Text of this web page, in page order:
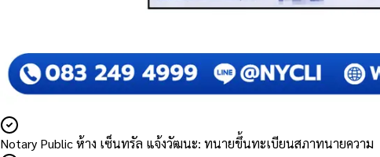
Notary Public ห้าง เซ็นทรัล แจ้งวัฒนะ: ทนายขึ้นทะเบียนสภาทนายความ